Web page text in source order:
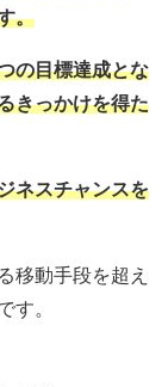
。
の目標達成とな
きっかけを得た
ネスチャンスを
移動手段を超え
す。